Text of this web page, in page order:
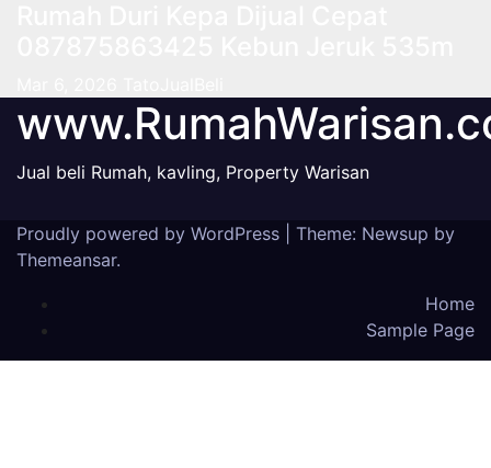
Jual beli Rumah, kavling, Property Warisan
Proudly powered by WordPress
Theme: Newsup by
Themeansar.
Home
Sample Page